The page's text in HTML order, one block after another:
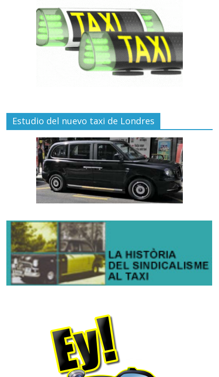
Estudio del nuevo taxi de Londres